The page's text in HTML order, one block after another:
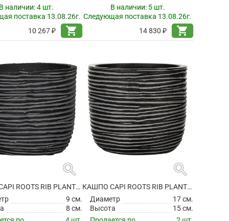
наличии:4 шт.
поставка 13.08.26г.
10 267 ₽
shopping_cart
В наличии: 5 шт.
Следующая поставка 13.08.26г.
14 830 ₽
shopping_cart
search
КАШПО CAPI ROOTS RIB PLANTER BALL BLACK
9 см.
8 см.
search
КАШПО CAPI ROOTS RIB PLANTER BALL BLACK
Диаметр
17 см.
Высота
15 см.